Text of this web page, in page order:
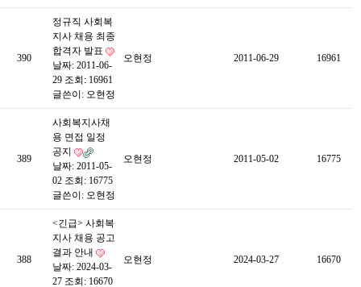
390
정규직 사회복
지사 채용 최종
합격자 발표
날짜: 2011-06-
29 조회: 16961
글쓴이: 오현정
오현정 2011-06-29 16961
389
사회복지사채
용 면접 일정
공지
날짜: 2011-05-
02 조회: 16775
글쓴이: 오현정
오현정 2011-05-02 16775
388
<긴급> 사회복
지사 채용 공고
결과 안내
날짜: 2024-03-
27 조회: 16670
오현정 2024-03-27 16670